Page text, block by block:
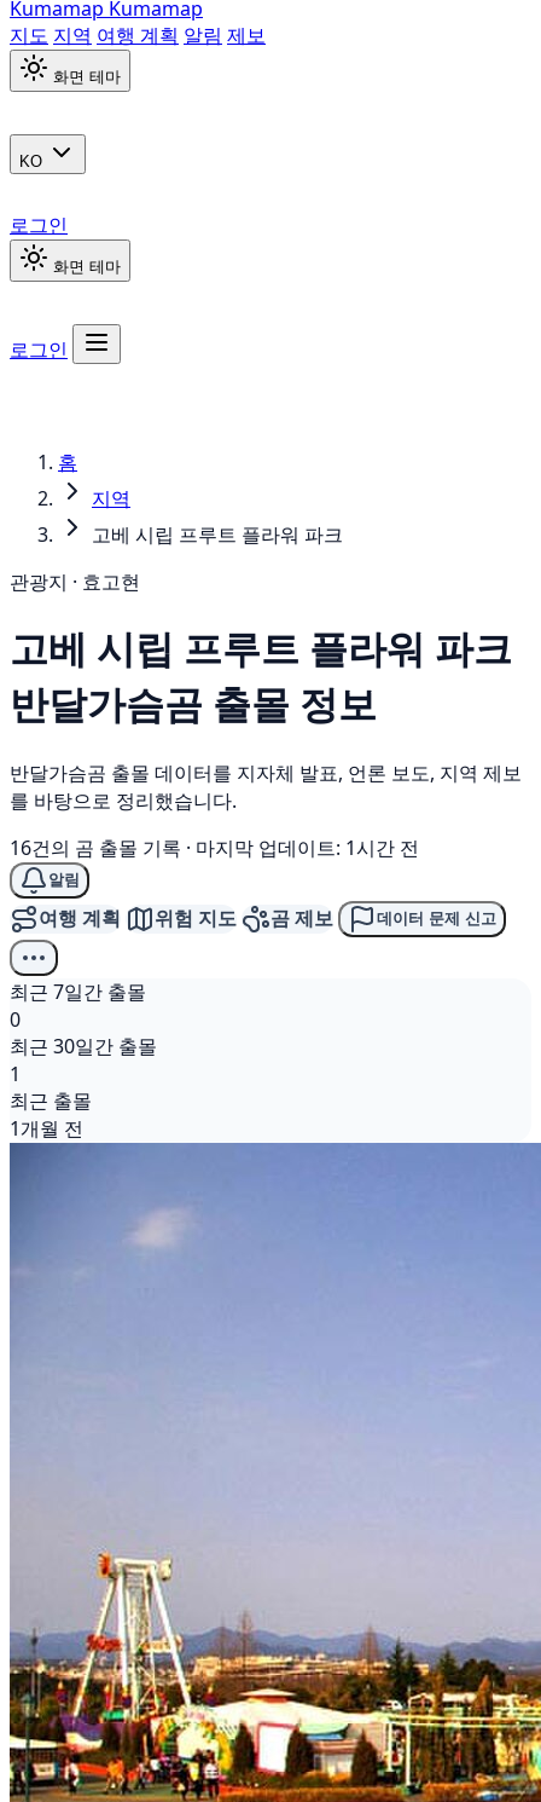
Kumamap Kumamap
지도 지역 여행 계획 알림 제보
화면 테마
KO
로그인
화면 테마
로그인
홈
지역
고베 시립 프루트 플라워 파크
관광지 · 효고현
고베 시립 프루트 플라워 파크
반달가슴곰 출몰 정보
반달가슴곰 출몰 데이터를 지자체 발표, 언론 보도, 지역 제보
를 바탕으로 정리했습니다.
16건의 곰 출몰 기록 · 마지막 업데이트: 1시간 전
알림
여행 계획 위험 지도 곰 제보 데이터 문제 신고
최근 7일간 출몰
0
최근 30일간 출몰
1
최근 출몰
1개월 전